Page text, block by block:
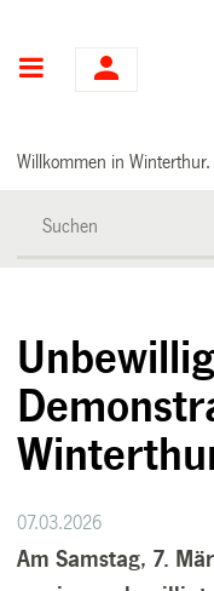
Willkommen in Winterthur.
07.03.2026
Am Samstag, 7.